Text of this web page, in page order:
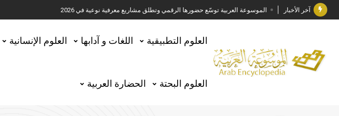
آخر الأخبار الموسوعة العربية توسّع حضورها الرقمي وتطلق مشاريع معرفية نوعية في 2026
جائزة مجمع الملك سلمان العالمي للغة العربية 2025
الأستاذ إياد خالد الطباع مدير عام لهيئة الموسوعة العربية
السيد محمد ياسين صالح وزيرا للثقافة
العلوم التطبيقية اللغات و آدابها العلوم الإنسانية
العلوم البحتة الحضارة العربية